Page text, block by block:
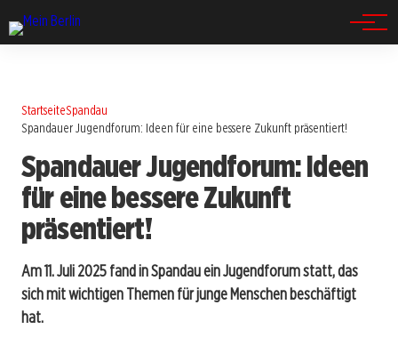
StartseiteSpandau
Spandauer Jugendforum: Ideen für eine bessere Zukunft präsentiert!
Spandauer Jugendforum: Ideen
für eine bessere Zukunft
präsentiert!
Am 11. Juli 2025 fand in Spandau ein Jugendforum statt, das
sich mit wichtigen Themen für junge Menschen beschäftigt
hat.